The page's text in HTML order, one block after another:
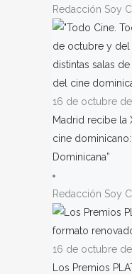
Redacción Soy
16 de octubre
Madrid recibe la
cine
Dominicana”
Redacción Soy
16 de octubre
Los Premios